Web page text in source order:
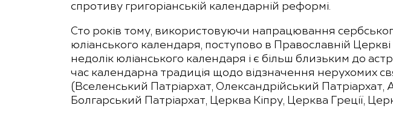
спротиву григоріанській календарній реформі.
Сто років тому, використовуючи напрацювання
юліанського календаря, поступово в Православній
недолік юліанського календаря і є більш близьким до
час календарна традиція щодо відзначення нерухомих
(Вселенський Патріархат, Олександрійський Патріархат,
Болгарський Патріархат, Церква Кіпру, Церква Греції,